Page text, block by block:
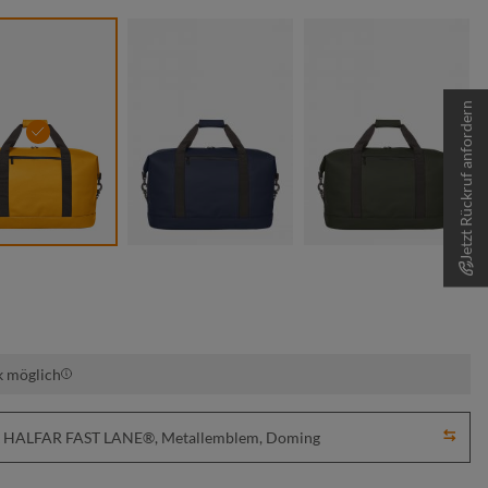
gelb marine oliv
möglich
FAST LANE®, Metallemblem, Doming
Jetzt Rückruf anfordern